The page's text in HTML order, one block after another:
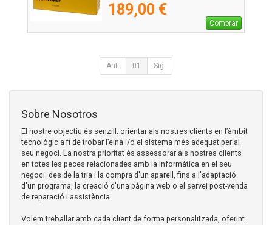
189,00 €
Comprar
Ant. 01 Sig.
Sobre Nosotros
El nostre objectiu és senzill: orientar als nostres clients en l’àmbit
tecnològic a fi de trobar l’eina i/o el sistema més adequat per al
seu negoci. La nostra prioritat és assessorar als nostres clients
en totes les peces relacionades amb la informàtica en el seu
negoci: des de la tria i la compra d'un aparell, fins a l'adaptació
d'un programa, la creació d'una pàgina web o el servei post-venda
de reparació i assistència.
Volem treballar amb cada client de forma personalitzada, oferint